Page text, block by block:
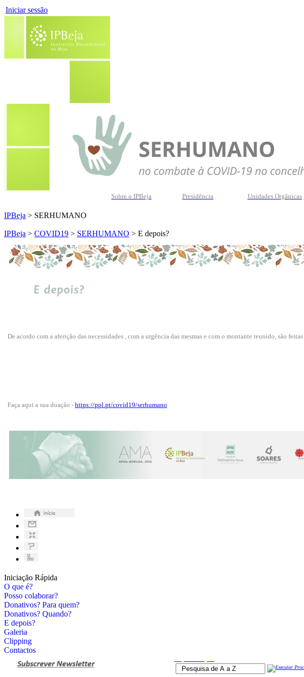
Iniciar sessão
Sobre o IPBeja Presidência Unidades Orgânicas
IPBeja > SERHUMANO
IPBeja > COVID19 > SERHUMANO > E depois?
De acordo com a aferição das necessidades , com a urgência das mesmas e com o montante reunido, são feitas
Faça aqui a sua doação - https://ppl.pt/covid19/serhumano
Iniciação Rápida
O que é?
Posso colaborar?
Donativos? Para quem?
Donativos? Quando?
E depois?
Galeria
Clipping
Contactos